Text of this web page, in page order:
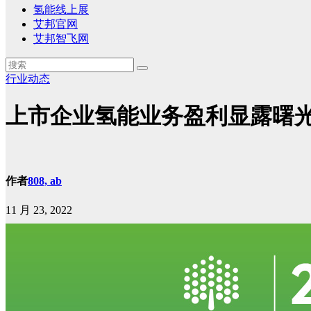
氢能线上展
艾邦官网
艾邦智飞网
行业动态
上市企业氢能业务盈利显露曙
作者808, ab
11 月 23, 2022